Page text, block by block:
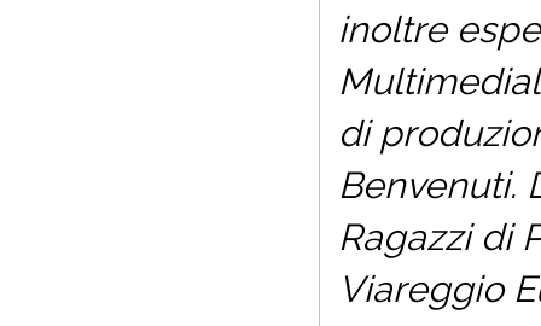
inoltre
di
Benvenuti.
Ragazzi di
Viareggio